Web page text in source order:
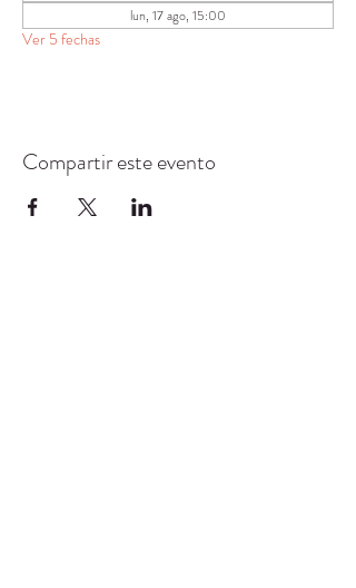
lun, 17 ago, 15:00
Ver 5 fechas
Compartir este evento